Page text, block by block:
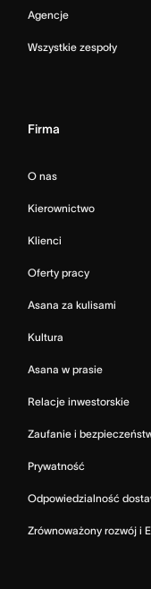
Agencje
Wszystkie zespoły
Firma
O nas
Kierownictwo
Klienci
Oferty pracy
Asana za kulisami
Kultura
Asana w prasie
Relacje inwestorskie
Zaufanie i
Prywatność
Odpowiedzialność
Zrównoważony rozwój i